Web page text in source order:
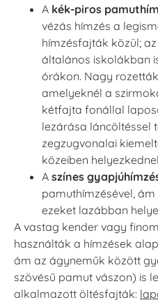
A kék-piros
vézás hímzés a
hímzésfajták közül;
általános iskolákban
órákon. Nagy
amelyeknél a
kétfajta fonállal
lezárása láncöltéssel
zegzugvonalai
közeiben
A színes
pamuthímzésével,
ezeket lazábban
A vastag kender vagy
használták a hímzések
ám az ágyneműk között
szövésű pamut vászon) is
alkalmazott öltésfajták: